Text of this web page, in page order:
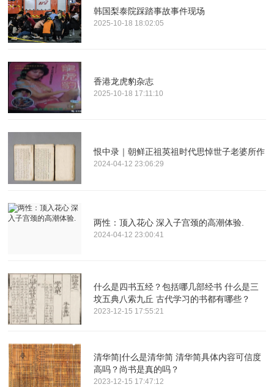
韩国梨泰院踩踏事故事件现场
2025-10-18 18:02:05
香港龙虎豹杂志
2025-10-18 17:11:10
恨中录｜朝鲜正祖英祖时代思悼世子老婆所作
2024-04-12 23:06:29
两性：顶入花心 深入子宫颈的高潮体验.
2024-04-12 23:00:41
什么是四书五经？包括哪几部经书 什么是三
坟五典八索九丘 古代学习的书都有哪些？
2023-12-15 17:55:21
清华简|什么是清华简 清华简具体内容可信度
高吗？尚书是真的吗？
2023-12-15 17:47:12